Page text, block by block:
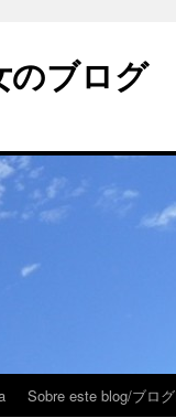
のブログ
Sobre este blog/ブロ